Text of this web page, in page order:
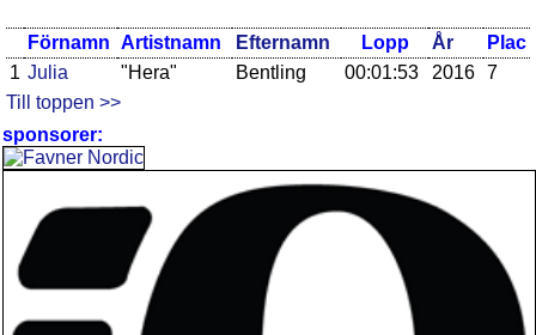
Förnamn Artistnamn Efternamn Lopp År
Plac
1 Julia "Hera" Bentling 00:01:53 2016 7
Till toppen >>
sponsorer: